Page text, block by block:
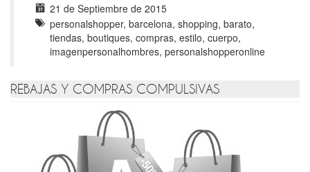
21 de Septiembre de 2015
personalshopper, barcelona, shopping, barato,
tiendas, boutiques, compras, estilo, cuerpo,
imagenpersonalhombres, personalshopperonline
REBAJAS Y COMPRAS COMPULSIVAS